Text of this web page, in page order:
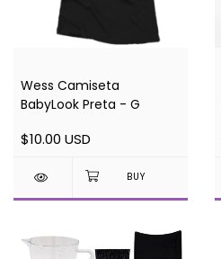
Wess Camiseta
BabyLook Preta - G
$10.00 USD